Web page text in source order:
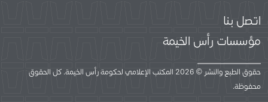
اتصل بنا
مؤسسات رأس الخيمة
حقوق الطبع والنشر © 2026 المكتب الإعلامي لحكومة رأس الخيمة. كل الحقوق
محفوظة.